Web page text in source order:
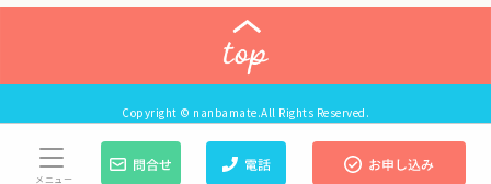
Copyright © nanbamate.All Rights Reserved.
メニュー